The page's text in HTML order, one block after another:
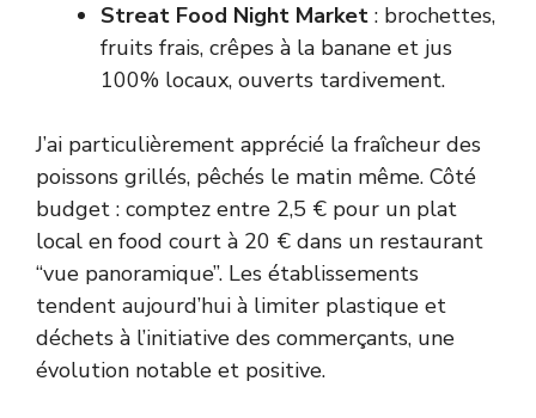
Streat Food Night Market : brochettes,
fruits frais, crêpes à la banane et jus
100% locaux, ouverts tardivement.
J’ai particulièrement apprécié la fraîcheur des
poissons grillés, pêchés le matin même. Côté
budget : comptez entre 2,5 € pour un plat
local en food court à 20 € dans un restaurant
“vue panoramique”. Les établissements
tendent aujourd’hui à limiter plastique et
déchets à l’initiative des commerçants, une
évolution notable et positive.